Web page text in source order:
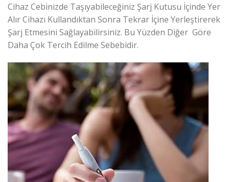
Cihaz Cebinizde Taşıyabileceğiniz Şarj Kutusu İçinde Yer
Alır Cihazı Kullandıktan Sonra Tekrar İçine Yerleştirerek
Şarj Etmesini Sağlayabilirsiniz. Bu Yüzden Diğer Göre
Daha Çok Tercih Edilme Sebebidir.